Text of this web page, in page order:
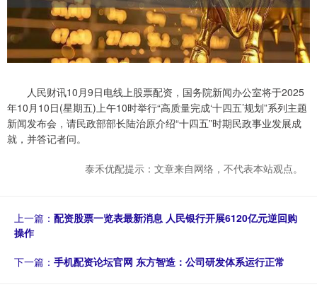
人民财讯10月9日电线上股票配资，国务院新闻办公室将于2025
年10月10日(星期五)上午10时举行“高质量完成‘十四五’规划”系列主题
新闻发布会，请民政部部长陆治原介绍“十四五”时期民政事业发展成
就，并答记者问。
泰禾优配提示：文章来自网络，不代表本站观点。
上一篇： 配资股票一览表最新消息 人民银行开展6120亿元逆回购
操作
下一篇： 手机配资论坛官网 东方智造：公司研发体系运行正常